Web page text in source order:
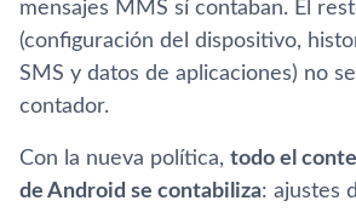
mensajes MMS sí contaban. El
(configuración del dispositivo,
SMS y datos de aplicaciones) no se
contador.
Con la nueva política, todo el
de Android se contabiliza: ajustes